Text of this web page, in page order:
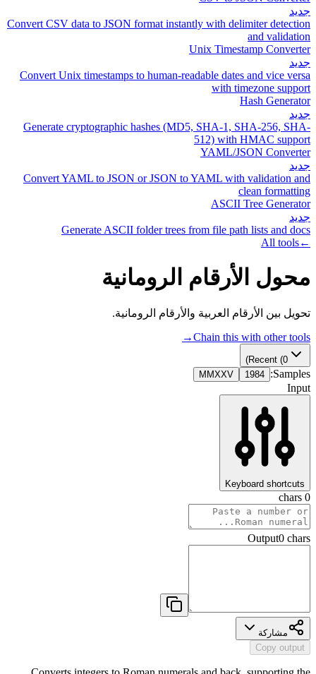
جديد
Convert CSV data to JSON format instantly with delimiter detection
and validation
Unix Timestamp Converter
جديد
Convert Unix timestamps to human-readable dates and vice versa
with timezone support
Hash Generator
جديد
Generate cryptographic hashes (MD5, SHA-1, SHA-256, SHA-
512) with HMAC support
YAML/JSON Converter
جديد
Convert YAML to JSON or JSON to YAML with validation and
clean formatting
ASCII Tree Generator
جديد
Generate ASCII folder trees from file path lists and docs
←
All tools
محول الأرقام الرومانية
تحويل بين الأرقام العربية والأرقام الرومانية.
Chain this with other tools
→
Recent (0)
Samples:
1984
MMXXV
Input
Keyboard shortcuts
0
Output0 chars
مشاركة
Copy output